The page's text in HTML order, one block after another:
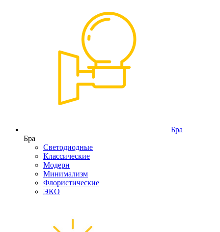
Бра
Бра
Светодиодные
Классические
Модерн
Минимализм
Флористические
ЭКО